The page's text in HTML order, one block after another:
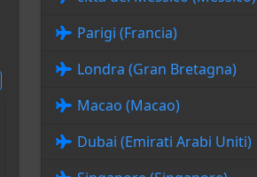
Parigi (Francia)
Londra (Gran Bretagna)
Macao (Macao)
Dubai (Emirati Arabi Uniti)